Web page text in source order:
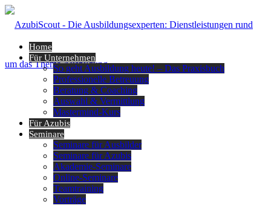
Home
Für Unternehmen
So geht Ausbildung heute! – Das Praxisbuch
Professionelle Betreuung
Beratung & Coaching
Auswahl & Vermittlung
Mastermind-Kurs
Für Azubis
Seminare
Seminare für Ausbilder
Seminare für Azubis
Akademie-Seminare
Online-Seminare
Teamtraining
Vorträge